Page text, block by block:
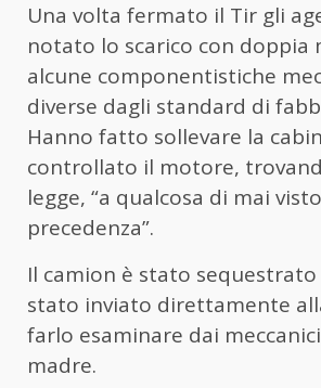
Una volta fermato il Tir gli
notato lo scarico con doppia
alcune componentistiche
diverse dagli standard di
Hanno fatto sollevare la
controllato il motore,
legge, “a qualcosa di mai
precedenza”.
Il camion è stato sequestrato
stato inviato direttamente
farlo esaminare dai
madre.